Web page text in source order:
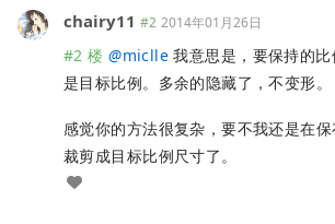
chairy11 #2 2014年01月26日
#2 楼 @miclle 我意思是，要保持的
是目标比例。多余的隐藏了，不变形。
感觉你的方法很复杂，要不我还是在
裁剪成目标比例尺寸了。